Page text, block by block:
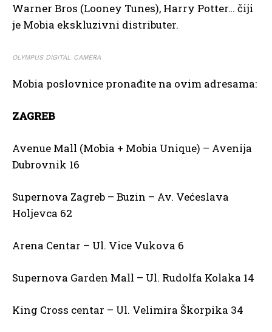
Warner Bros (Looney Tunes), Harry Potter… čiji
je Mobia ekskluzivni distributer.
OLYMPUS DIGITAL CAMERA
Mobia poslovnice pronađite na ovim adresama:
ZAGREB
Avenue Mall (Mobia + Mobia Unique) – Avenija
Dubrovnik 16
Supernova Zagreb – Buzin – Av. Većeslava
Holjevca 62
Arena Centar – Ul. Vice Vukova 6
Supernova Garden Mall – Ul. Rudolfa Kolaka 14
King Cross centar – Ul. Velimira Škorpika 34